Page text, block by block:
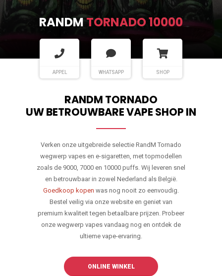
RANDMTORNADO 9000
APPEL WHATSAPP SHOP
RANDM TORNADO
UW BETROUWBARE VAPE SHOP IN
Verken onze uitgebreide selectie RandM Tornado
wegwerp vapes en e-sigaretten, met topmodellen
zoals de 9000, 7000 en 10000 puffs. Wij leveren snel
en betrouwbaar in zowel Nederland als België.
Goedkoop kopen was nog nooit zo eenvoudig.
Bestel veilig via onze website en geniet van
premium kwaliteit tegen betaalbare prijzen. Probeer
onze wegwerp vapes vandaag nog en ontdek de
ultieme vape-ervaring.
ONLINE WINKEL